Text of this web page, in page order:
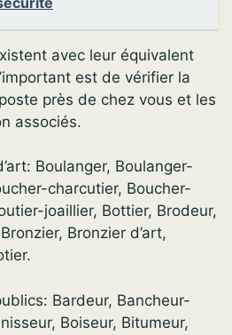
avec leur équivalent
est de vérifier la
près de chez vous et les
associés.
Boulanger, Boulanger-
charcutier, Boucher-
joaillier, Bottier, Brodeur,
Bronzier d’art,
Bardeur, Bancheur-
Boiseur, Bitumeur,